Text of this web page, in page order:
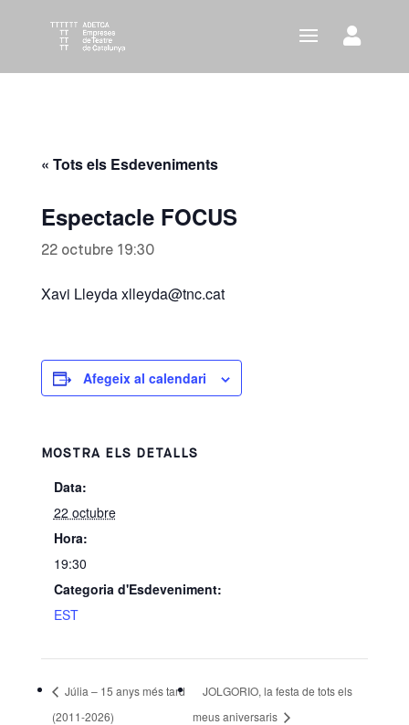
« Tots els Esdeveniments
Espectacle FOCUS
22 octubre 19:30
Xavi Lleyda xlleyda@tnc.cat
Afegeix al calendari
MOSTRA ELS DETALLS
Data:
22 octubre
Hora:
19:30
Categoria d'Esdeveniment:
EST
Júlia – 15 anys més tard
(2011-2026)
JOLGORIO, la festa de tots els
meus aniversaris